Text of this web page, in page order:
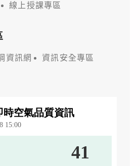
線上授課專區
資訊網
資訊安全專區